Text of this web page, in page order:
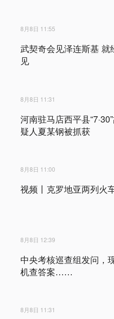
8月8日 11:55
武契奇会见泽连斯基
见
8月8日 11:31
河南驻马店西平县
疑人夏某钢被抓获
8月8日 11:00
视频丨克罗地亚两列火
8月8日 12:39
中央考核巡查组发问，
机查答案……
8月8日 11:31